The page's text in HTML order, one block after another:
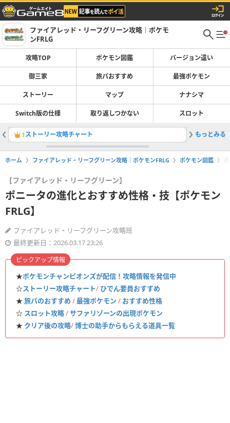
ファイアレッド・リーフグリーン攻略｜ポケモ
ンFRLG
攻略TOP ポケモン図鑑 バージョン違い
御三家 旅パおすすめ 最強ポケモン
ストーリー マップ ナナシマ
Switch版の仕様 取り返しつかない スロット
1ストーリー攻略チャート 2旅パの
もっとみる
ホーム ファイアレッド・リーフグリーン攻略｜ポケモンFRLG ポケモン図鑑
【ファイアレッド・リーフグリーン】
ポニータの進化とおすすめ性格・技【ポケモン
FRLG】
ファイアレッド・リーフグリーン攻略班
最終更新日：2026.03.17 23:26
★ポケモンチャンピオンズが配信！攻略情報を発信中
☆ストーリー攻略チャート/ ひでん要員おすすめ
★旅パのおすすめ /最強ポケモン / おすすめ性格
☆ スロット攻略/サファリゾーンの出現ポケモン
★ クリア後の攻略/博士の助手からもらえる道具一覧
ピックアップ情報